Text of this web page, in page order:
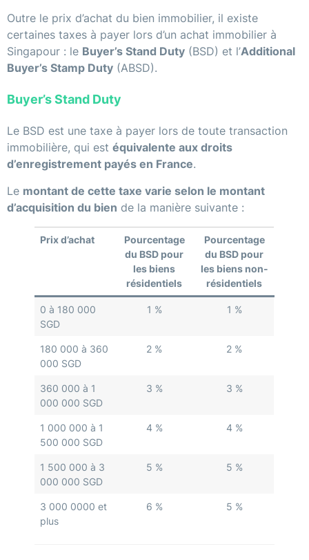
Outre le prix d’achat du bien immobilier, il existe
certaines taxes à payer lors d’un achat immobilier à
Singapour : le Buyer’s Stand Duty (BSD) et l’Additional
Buyer’s Stamp Duty (ABSD).
Buyer’s Stand Duty
Le BSD est une taxe à payer lors de toute transaction
immobilière, qui est équivalente aux droits
d’enregistrement payés en France.
Le montant de cette taxe varie selon le montant
d’acquisition du bien de la manière suivante :
Prix d’achat
Pourcentage
du BSD pour
les biens
résidentiels
Pourcentage
du BSD pour
les biens non-
résidentiels
0 à 180 000
SGD
1 % 1 %
180 000 à 360
000 SGD
2 % 2 %
360 000 à 1
000 000 SGD
3 % 3 %
1 000 000 à 1
500 000 SGD
4 % 4 %
1 500 000 à 3
000 000 SGD
5 % 5 %
3 000 0000 et
plus
6 % 5 %